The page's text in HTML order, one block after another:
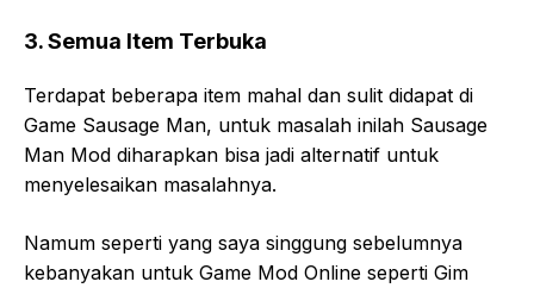
3. Semua Item Terbuka
Terdapat beberapa item mahal dan sulit didapat di
Game Sausage Man, untuk masalah inilah Sausage
Man Mod diharapkan bisa jadi alternatif untuk
menyelesaikan masalahnya.
Namum seperti yang saya singgung sebelumnya
kebanyakan untuk Game Mod Online seperti Gim